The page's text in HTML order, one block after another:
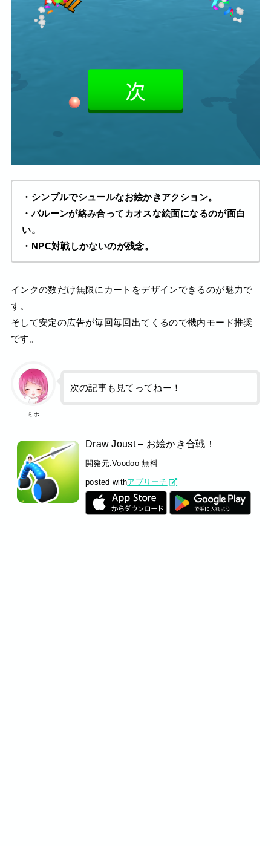
・シンプルでシュールなお絵かきアクション。
・バルーンが絡み合ってカオスな絵面になるのが面白
い。
・NPC対戦しかないのが残念。
インクの数だけ無限にカートをデザインできるのが魅力で
す。
そして安定の広告が毎回毎回出てくるので機内モード推奨
です。
ミホ
次の記事も見てってねー！
Draw Joust – お絵かき合戦！
開発元:Voodoo 無料
posted withアプリーチ